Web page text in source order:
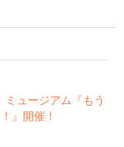
ュージアム『もう
』開催！